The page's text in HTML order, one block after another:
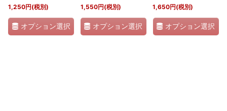
1,250円(税別)
オプション選択
1,550円(税別)
オプション選択
1,650円(税別)
オプション選択